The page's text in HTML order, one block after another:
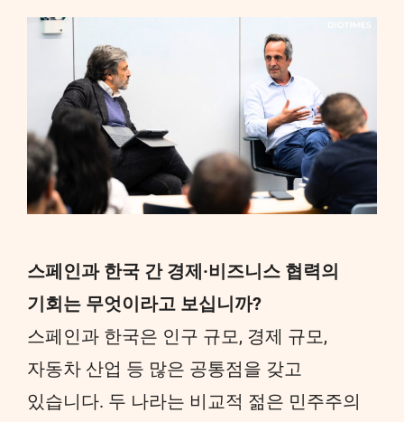
스페인과 한국 간 경제·비즈니스 협력의
기회는 무엇이라고 보십니까?
스페인과 한국은 인구 규모, 경제 규모,
자동차 산업 등 많은 공통점을 갖고
있습니다. 두 나라는 비교적 젊은 민주주의